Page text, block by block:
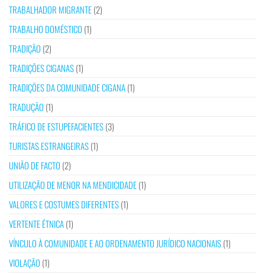
TRABALHADOR MIGRANTE(2)
TRABALHO DOMÉSTICO (1)
TRADIÇÃO (2)
TRADIÇÕES CIGANAS(1)
TRADIÇÕES DA COMUNIDADE CIGANA(1)
TRADUÇÃO (1)
TRÁFICO DE ESTUPEFACIENTES(3)
TURISTAS ESTRANGEIRAS(1)
UNIÃO DE FACTO (2)
UTILIZAÇÃO DE MENOR NA MENDICIDADE(1)
VALORES E COSTUMES DIFERENTES(1)
VERTENTE ÉTNICA(1)
VÍNCULO À COMUNIDADE E AO ORDENAMENTO JURÍDICO NACIONAIS(1)
VIOLAÇÃO (1)